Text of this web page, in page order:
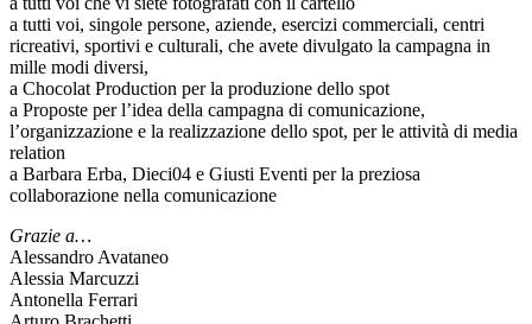
a tutti voi, singole persone, aziende, esercizi commerciali, centri
ricreativi, sportivi e culturali, che avete divulgato la campagna in
mille modi diversi,
a Chocolat Production per la produzione dello spot
a Proposte per l’idea della campagna di comunicazione,
l’organizzazione e la realizzazione dello spot, per le attività di media
relation
a Barbara Erba, Dieci04 e Giusti Eventi per la preziosa
collaborazione nella comunicazione
Grazie a…
Alessandro Avataneo
Alessia Marcuzzi
Antonella Ferrari